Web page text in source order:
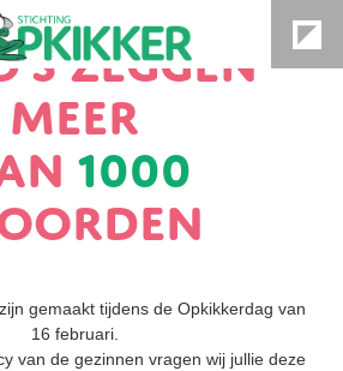
zeggen
meer
1000
gemaakt tijdens de Opkikkerdag van
16 februari.
van de gezinnen vragen wij jullie deze